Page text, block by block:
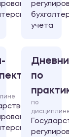
учета
по
по